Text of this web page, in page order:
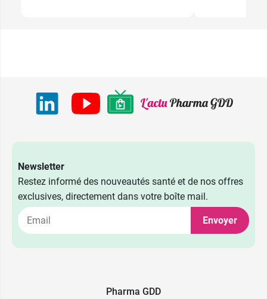
Newsletter
Restez informé des nouveautés santé et de nos offres
exclusives, directement dans votre boîte mail.
Envoyer
Pharma GDD